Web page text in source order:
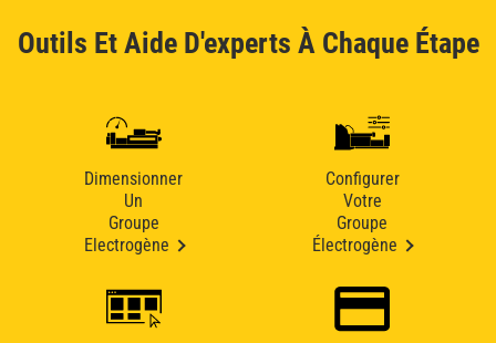
Outils Et Aide D'experts À Chaque Étape
Dimensionner
Un
Groupe
Electrogène
Configurer
Votre
Groupe
Électrogène